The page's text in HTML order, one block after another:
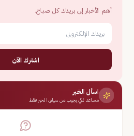
أهم الأخبار إلى بريدك كل صباح.
اشترك الآن
اسأل الخبر
مساعد ذكي يجيب من سياق الخبر فقط